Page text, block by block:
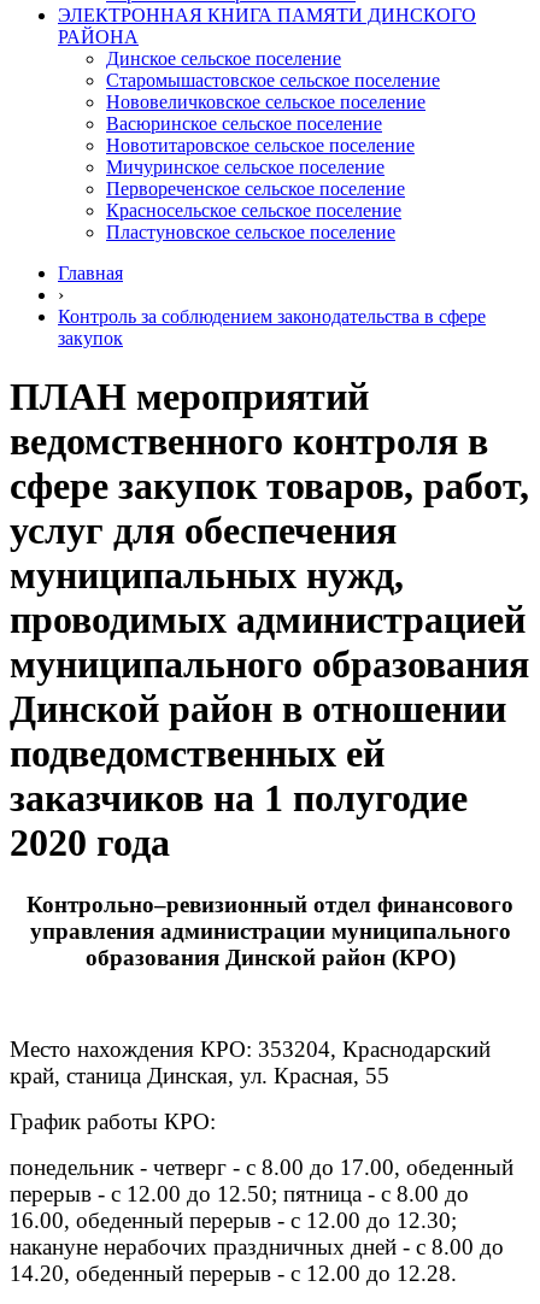
ЭЛЕКТРОННАЯ КНИГА ПАМЯТИ ДИНСКОГО
РАЙОНА
Динское сельское поселение
Старомышастовское сельское поселение
Нововеличковское сельское поселение
Васюринское сельское поселение
Новотитаровское сельское поселение
Мичуринское сельское поселение
Первореченское сельское поселение
Красносельское сельское поселение
Пластуновское сельское поселение
Главная
›
Контроль за соблюдением законодательства в сфере
закупок
ПЛАН мероприятий
ведомственного контроля в
сфере закупок товаров, работ,
услуг для обеспечения
муниципальных нужд,
проводимых администрацией
муниципального образования
Динской район в отношении
подведомственных ей
заказчиков на 1 полугодие
2020 года
Контрольно–ревизионный отдел финансового
управления администрации муниципального
образования Динской район (КРО)
Место нахождения КРО: 353204, Краснодарский
край, станица Динская, ул. Красная, 55
График работы КРО:
понедельник - четверг - с 8.00 до 17.00, обеденный
перерыв - с 12.00 до 12.50; пятница - с 8.00 до
16.00, обеденный перерыв - с 12.00 до 12.30;
накануне нерабочих праздничных дней - с 8.00 до
14.20, обеденный перерыв - с 12.00 до 12.28.